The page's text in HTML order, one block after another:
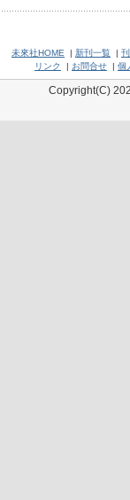
未來社HOME | 新刊一覧 |
リンク
| お問合せ | 個
Copyright(C)